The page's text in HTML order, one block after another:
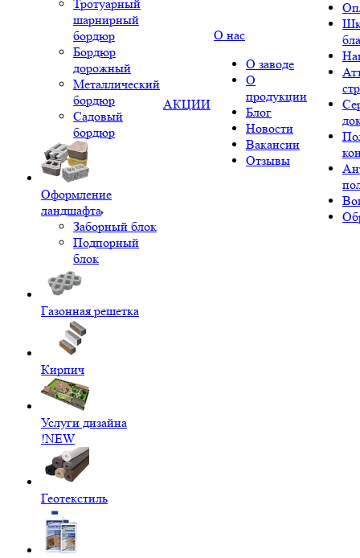
Тротуарный
шарнирный
бордюр
Бордюр
дорожный
Металлический
бордюр
Садовый
бордюр
Оформление
ландшафта
Заборный блок
Подпорный
блок
Газонная решетка
Кирпич
Услуги дизайна
!NEW
Геотекстиль
АКЦИИ
О нас
О заводе
О
продукции
Блог
Новости
Вакансии
Отзывы